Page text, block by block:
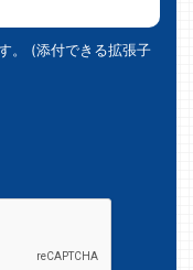
。 (添付できる拡張子